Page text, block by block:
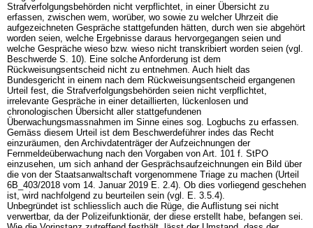
Strafverfolgungsbehörden nicht verpflichtet, in einer Übersicht zu
erfassen, zwischen wem, worüber, wo sowie zu welcher Uhrzeit die
aufgezeichneten Gespräche stattgefunden hätten, durch wen sie abgehört
worden seien, welche Ergebnisse daraus hervorgegangen seien und
welche Gespräche wieso bzw. wieso nicht transkribiert worden seien (vgl.
Beschwerde S. 10). Eine solche Anforderung ist dem
Rückweisungsentscheid nicht zu entnehmen. Auch hielt das
Bundesgericht in einem nach dem Rückweisungsentscheid ergangenen
Urteil fest, die Strafverfolgungsbehörden seien nicht verpflichtet,
irrelevante Gespräche in einer detaillierten, lückenlosen und
chronologischen Übersicht aller stattgefundenen
Überwachungsmassnahmen im Sinne eines sog. Logbuchs zu erfassen.
Gemäss diesem Urteil ist dem Beschwerdeführer indes das Recht
einzuräumen, den Archivdatenträger der Aufzeichnungen der
Fernmeldeüberwachung nach den Vorgaben von Art. 101 f. StPO
einzusehen, um sich anhand der Gesprächsaufzeichnungen ein Bild über
die von der Staatsanwaltschaft vorgenommene Triage zu machen (Urteil
6B_403/2018 vom 14. Januar 2019 E. 2.4). Ob dies vorliegend geschehen
ist, wird nachfolgend zu beurteilen sein (vgl. E. 3.5.4).
Unbegründet ist schliesslich auch die Rüge, die Auflistung sei nicht
verwertbar, da der Polizeifunktionär, der diese erstellt habe, befangen sei.